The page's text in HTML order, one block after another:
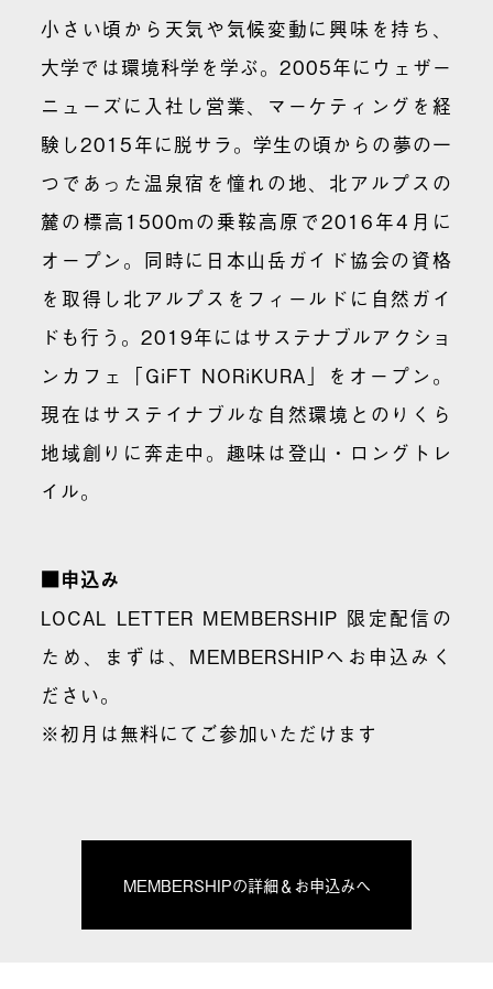
小さい頃から天気や気候変動に興味を持ち、
大学では環境科学を学ぶ。2005年にウェザー
ニューズに入社し営業、マーケティングを経
験し2015年に脱サラ。学生の頃からの夢の一
つであった温泉宿を憧れの地、北アルプスの
麓の標高1500mの乗鞍高原で2016年4月に
オープン。同時に日本山岳ガイド協会の資格
を取得し北アルプスをフィールドに自然ガイ
ドも行う。2019年にはサステナブルアクショ
ンカフェ「GiFT NORiKURA」をオープン。
現在はサステイナブルな自然環境とのりくら
地域創りに奔走中。趣味は登山・ロングトレ
イル。
■申込み
LOCAL LETTER MEMBERSHIP 限定配信の
ため、まずは、MEMBERSHIPへお申込みく
ださい。
※初月は無料にてご参加いただけます
MEMBERSHIPの詳細＆お申込みへ